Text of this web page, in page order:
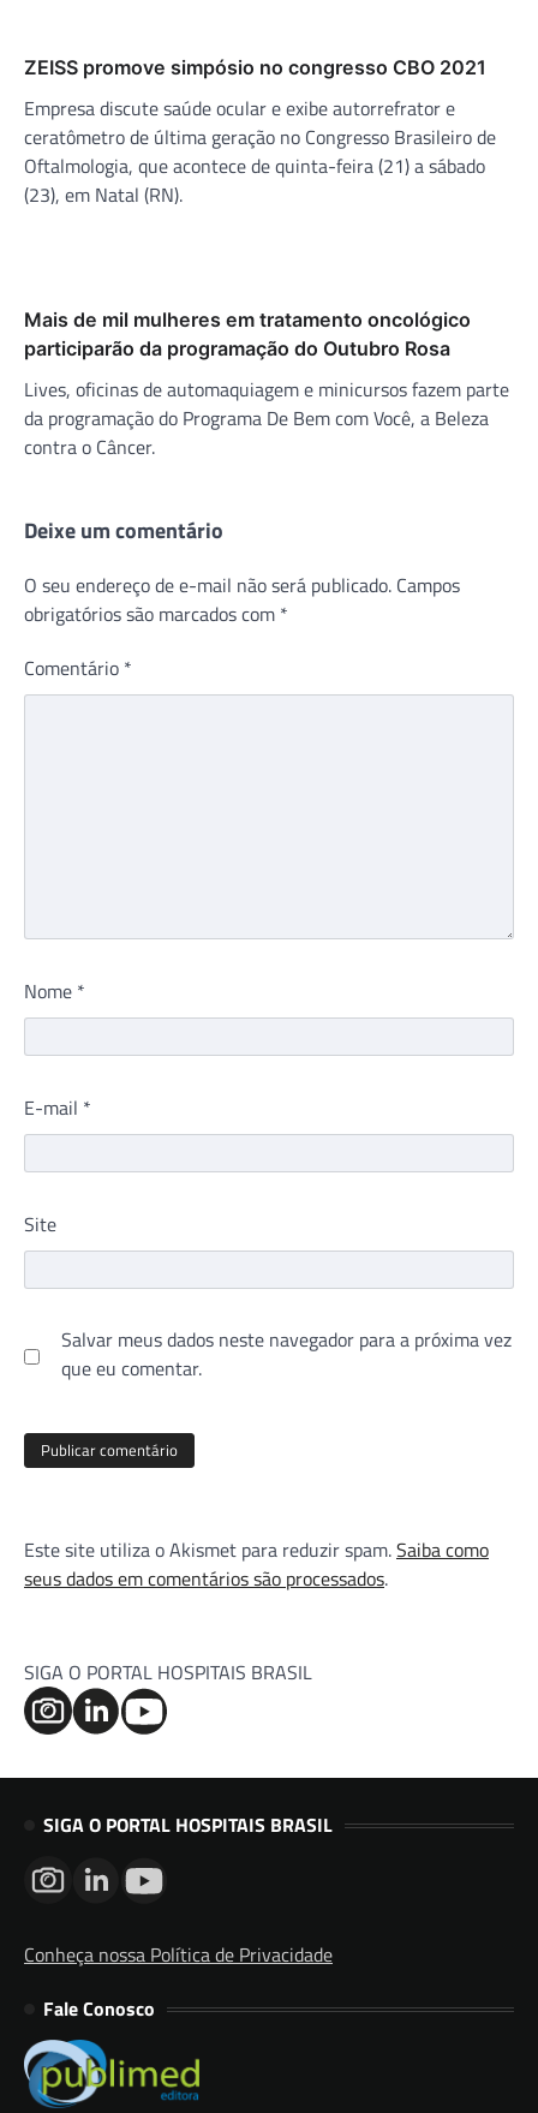
ZEISS promove simpósio no congresso CBO 2021
Empresa discute saúde ocular e exibe autorrefrator e
ceratômetro de última geração no Congresso Brasileiro de
Oftalmologia, que acontece de quinta-feira (21) a sábado
(23), em Natal (RN).
Mais de mil mulheres em tratamento oncológico
participarão da programação do Outubro Rosa
Lives, oficinas de automaquiagem e minicursos fazem parte
da programação do Programa De Bem com Você, a Beleza
contra o Câncer.
Deixe um comentário
O seu endereço de e-mail não será publicado. Campos
obrigatórios são marcados com *
Comentário *
Nome *
E-mail *
Site
Salvar meus dados neste navegador para a próxima vez
que eu comentar.
Este site utiliza o Akismet para reduzir spam.Saiba como
seus dados em comentários são processados.
SIGA O PORTAL HOSPITAIS BRASIL
SIGA O PORTAL HOSPITAIS BRASIL
Conheça nossa Política de Privacidade
Fale Conosco